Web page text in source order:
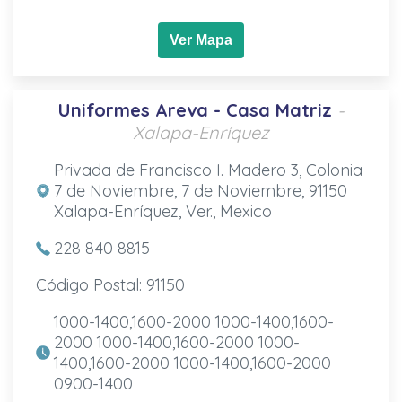
Ver Mapa
Uniformes Areva - Casa Matriz -
Xalapa-Enríquez
Privada de Francisco I. Madero 3, Colonia
7 de Noviembre, 7 de Noviembre, 91150
Xalapa-Enríquez, Ver., Mexico
228 840 8815
Código Postal: 91150
1000-1400,1600-2000 1000-1400,1600-
2000 1000-1400,1600-2000 1000-
1400,1600-2000 1000-1400,1600-2000
0900-1400